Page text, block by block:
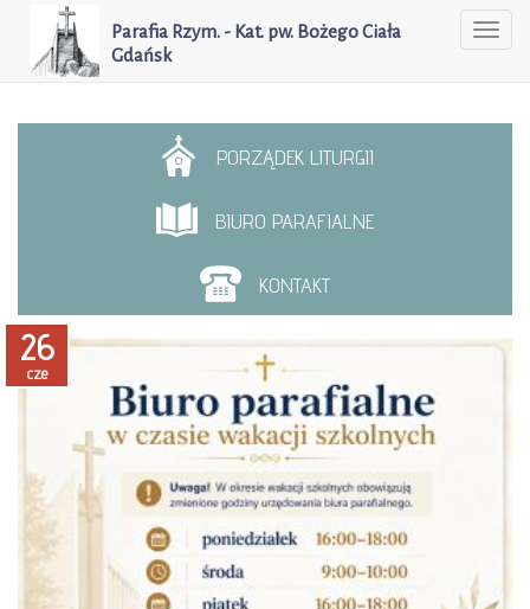
Parafia Rzym. - Kat. pw. Bożego Ciała
Gdańsk
PORZĄDEK LITURGII
BIURO PARAFIALNE
KONTAKT
26
cze